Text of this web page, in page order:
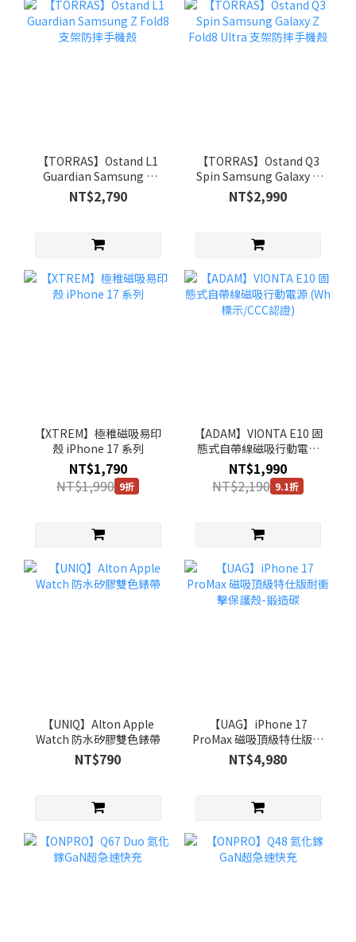
【TORRAS】Ostand L1
Guardian Samsung Z
Fold8 支架防摔手機殼
NT$2,790
【TORRAS】Ostand Q3
Spin Samsung Galaxy Z
Fold8 Ultra 支架防摔手機
殼
NT$2,990
【XTREM】極稚磁吸易印
殼 iPhone 17 系列
NT$1,790
NT$1,990 9折
【ADAM】VIONTA E10 固
態式自帶線磁吸行動電源
(Wh標示/CCC認證)
NT$1,990
NT$2,190 9.1折
【UNIQ】Alton Apple
Watch 防水矽膠雙色錶帶
NT$790
【UAG】iPhone 17
ProMax 磁吸頂級特仕版耐
衝擊保護殼-鍛造碳
NT$4,980